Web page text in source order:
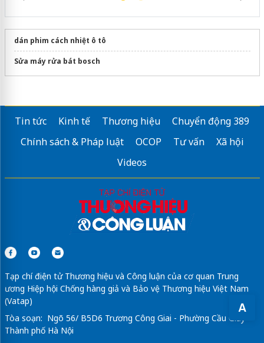
A
dán phim cách nhiệt ô tô
Sửa máy rửa bát bosch
Tin tức Kinh tế Thương hiệu
Chuyển động 389
Chính sách & Pháp luật
OCOP Tư vấn
Xã hội
Videos
Tạp chí điện tử Thương hiệu và Công luận của cơ quan Trung
ương Hiệp hội Chống hàng giả và Bảo vệ Thương hiệu Việt Nam
(Vatap)
Tòa soạn: Ngõ 56/ B5D6 Trương Công Giai - Phường Cầu Giấy -
Thành phố Hà Nội